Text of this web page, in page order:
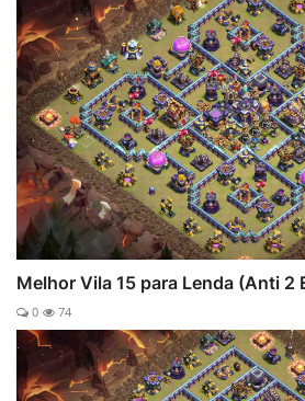
Melhor Vila 15 para Lenda (Anti 2
0 74